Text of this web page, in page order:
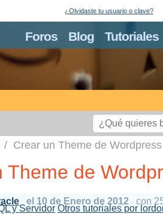
Foros Blog Tutoriales
¿Olvidaste tu usuario o clave?
Crear un Theme de
Theme de
el 10 de Enero de 2012 con
y Servidor Otros tutoriales por